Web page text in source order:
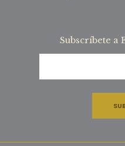
Subscríbete a